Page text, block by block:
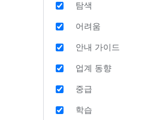
탐색
어려움
안내 가이드
업계 동향
중급
학습